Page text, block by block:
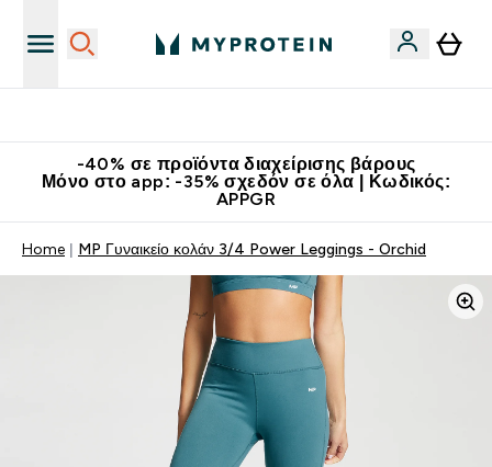
-40% σε προϊόντα διαχείρισης βάρους
Μόνο στο app: -35% σχεδόν σε όλα | Κωδικός:
APPGR
Home MP Γυναικείο κολάν 3/4 Power Leggings - Orchid